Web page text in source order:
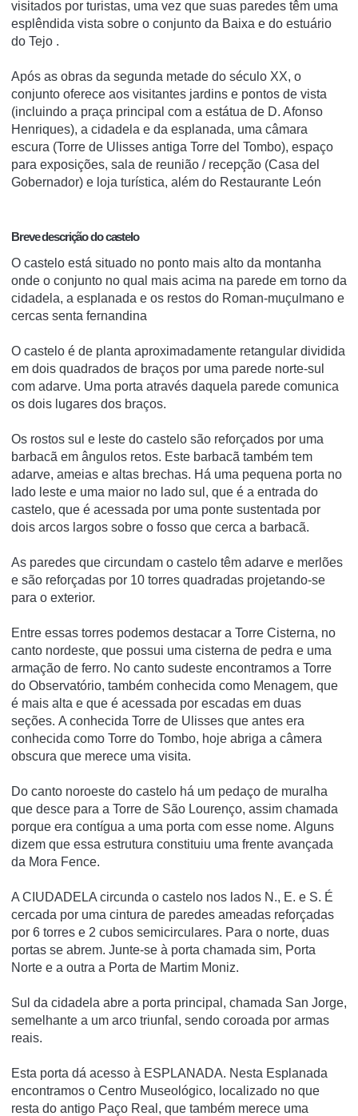
visitados por turistas, uma vez que suas paredes têm uma
esplêndida vista sobre o conjunto da Baixa e do estuário
do Tejo .
Após as obras da segunda metade do século XX, o
conjunto oferece aos visitantes jardins e pontos de vista
(incluindo a praça principal com a estátua de D. Afonso
Henriques), a cidadela e da esplanada, uma câmara
escura (Torre de Ulisses antiga Torre del Tombo), espaço
para exposições, sala de reunião / recepção (Casa del
Gobernador) e loja turística, além do Restaurante León
Breve descrição do castelo
O castelo está situado no ponto mais alto da montanha
onde o conjunto no qual mais acima na parede em torno da
cidadela, a esplanada e os restos do Roman-muçulmano e
cercas senta fernandina
O castelo é de planta aproximadamente retangular dividida
em dois quadrados de braços por uma parede norte-sul
com adarve. Uma porta através daquela parede comunica
os dois lugares dos braços.
Os rostos sul e leste do castelo são reforçados por uma
barbacã em ângulos retos. Este barbacã também tem
adarve, ameias e altas brechas. Há uma pequena porta no
lado leste e uma maior no lado sul, que é a entrada do
castelo, que é acessada por uma ponte sustentada por
dois arcos largos sobre o fosso que cerca a barbacã.
As paredes que circundam o castelo têm adarve e merlões
e são reforçadas por 10 torres quadradas projetando-se
para o exterior.
Entre essas torres podemos destacar a Torre Cisterna, no
canto nordeste, que possui uma cisterna de pedra e uma
armação de ferro. No canto sudeste encontramos a Torre
do Observatório, também conhecida como Menagem, que
é mais alta e que é acessada por escadas em duas
seções. A conhecida Torre de Ulisses que antes era
conhecida como Torre do Tombo, hoje abriga a câmera
obscura que merece uma visita.
Do canto noroeste do castelo há um pedaço de muralha
que desce para a Torre de São Lourenço, assim chamada
porque era contígua a uma porta com esse nome. Alguns
dizem que essa estrutura constituiu uma frente avançada
da Mora Fence.
A CIUDADELA circunda o castelo nos lados N., E. e S. É
cercada por uma cintura de paredes ameadas reforçadas
por 6 torres e 2 cubos semicirculares. Para o norte, duas
portas se abrem. Junte-se à porta chamada sim, Porta
Norte e a outra a Porta de Martim Moniz.
Sul da cidadela abre a porta principal, chamada San Jorge,
semelhante a um arco triunfal, sendo coroada por armas
reais.
Esta porta dá acesso à ESPLANADA. Nesta Esplanada
encontramos o Centro Museológico, localizado no que
resta do antigo Paço Real, que também merece uma